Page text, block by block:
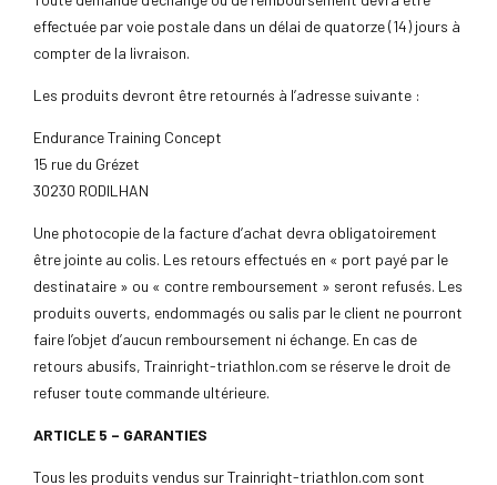
effectuée par voie postale dans un délai de quatorze (14) jours à
compter de la livraison.
Les produits devront être retournés à l’adresse suivante :
Endurance Training Concept
15 rue du Grézet
30230 RODILHAN
Une photocopie de la facture d’achat devra obligatoirement
être jointe au colis. Les retours effectués en « port payé par le
destinataire » ou « contre remboursement » seront refusés. Les
produits ouverts, endommagés ou salis par le client ne pourront
faire l’objet d’aucun remboursement ni échange. En cas de
retours abusifs, Trainright-triathlon.com se réserve le droit de
refuser toute commande ultérieure.
ARTICLE 5 – GARANTIES
Tous les produits vendus sur Trainright-triathlon.com sont